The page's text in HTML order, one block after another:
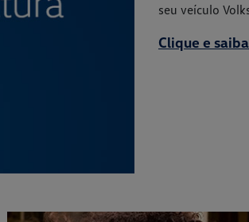
seu veículo
Clique e